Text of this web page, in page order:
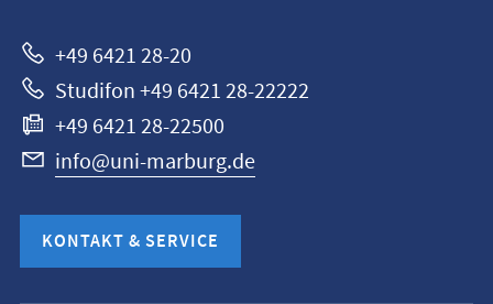
+49 6421 28-20
Studifon +49 6421 28-22222
+49 6421 28-22500
info@uni-marburg.de
KONTAKT & SERVICE